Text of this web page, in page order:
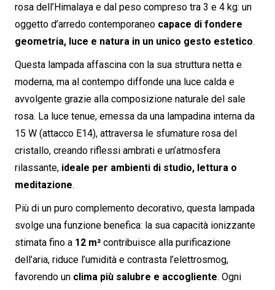
rosa dell’Himalaya e dal peso compreso tra 3 e 4 kg: un
oggetto d’arredo contemporaneo capace di fondere
geometria, luce e natura in un unico gesto estetico.
Questa lampada affascina con la sua struttura netta e
moderna, ma al contempo diffonde una luce calda e
avvolgente grazie alla composizione naturale del sale
rosa. La luce tenue, emessa da una lampadina interna da
15 W (attacco E14), attraversa le sfumature rosa del
cristallo, creando riflessi ambrati e un’atmosfera
rilassante, ideale per ambienti di studio, lettura o
meditazione.
Più di un puro complemento decorativo, questa lampada
svolge una funzione benefica: la sua capacità ionizzante
stimata fino a 12 m² contribuisce alla purificazione
dell’aria, riduce l’umidità e contrasta l’elettrosmog,
favorendo un clima più salubre e accogliente. Ogni